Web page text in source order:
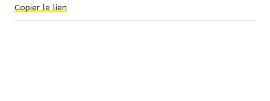
Copier le lien